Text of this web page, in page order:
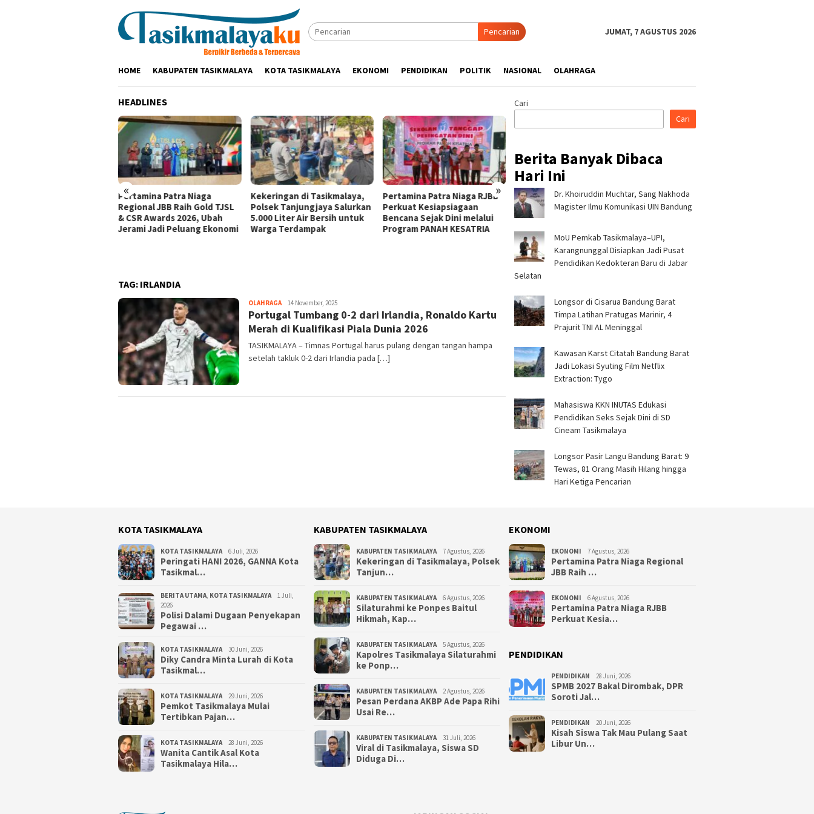
Pencarian JUMAT, 7 AGUSTUS 2026
HOME KABUPATEN TASIKMALAYA KOTA TASIKMALAYA EKONOMI PENDIDIKAN POLITIK NASIONAL OLAHRAGA
HEADLINES
« »
Pertamina Patra Niaga
Regional JBB Raih Gold TJSL
& CSR Awards 2026, Ubah
Jerami Jadi Peluang Ekonomi
Kekeringan di Tasikmalaya,
Polsek Tanjungjaya Salurkan
5.000 Liter Air Bersih untuk
Warga Terdampak
Pertamina Patra Niaga RJBB
Perkuat Kesiapsiagaan
Bencana Sejak Dini melalui
Program PANAH KESATRIA
Silaturahmi ke Ponpes Baitul
Hikmah, Kapolres
Tasikmalaya Minta Dukungan
Ulama Jaga Keamanan
Pertamina Patra Niaga, PLN
Nusantara Power UP
bagi Anak Penyintas Gempa
di Sigi
TAG: IRLANDIA
OLAHRAGATim
Redaksi
14 November, 2025
Portugal Tumbang 0-2 dari Irlandia, Ronaldo Kartu
Merah di Kualifikasi Piala Dunia 2026
TASIKMALAYA – Timnas Portugal harus pulang dengan tangan hampa
setelah takluk 0-2 dari Irlandia pada […]
Cari
Cari
Berita Banyak Dibaca
Hari Ini
Dr. Khoiruddin Muchtar, Sang Nakhoda
Magister Ilmu Komunikasi UIN Bandung
MoU Pemkab Tasikmalaya–UPI,
Karangnunggal Disiapkan Jadi Pusat
Pendidikan Kedokteran Baru di Jabar
Selatan
Longsor di Cisarua Bandung Barat
Timpa Latihan Pra­tugas Marinir, 4
Prajurit TNI AL Meninggal
Kawasan Karst Citatah Bandung Barat
Jadi Lokasi Syuting Film Netflix
Extraction: Tygo
Mahasiswa KKN INUTAS Edukasi
Pendidikan Seks Sejak Dini di SD
Cineam Tasikmalaya
Longsor Pasir Langu Bandung Barat: 9
Tewas, 81 Orang Masih Hilang hingga
Hari Ketiga Pencarian
KOTA TASIKMALAYA
KOTA TASIKMALAYA 6 Juli, 2026
Peringati HANI 2026, GANNA Kota
Tasikmal…
BERITA UTAMA, KOTA TASIKMALAYA
1 Juli,
2026
Polisi Dalami Dugaan Penyekapan
Pegawai …
KOTA TASIKMALAYA 30 Juni, 2026
Diky Candra Minta Lurah di Kota
Tasikmal…
KOTA TASIKMALAYA 29 Juni, 2026
Pemkot Tasikmalaya Mulai
Tertibkan Pajan…
KOTA TASIKMALAYA 28 Juni, 2026
Wanita Cantik Asal Kota
Tasikmalaya Hila…
KABUPATEN TASIKMALAYA
KABUPATEN TASIKMALAYA 7 Agustus, 2026
Kekeringan di Tasikmalaya, Polsek
Tanjun…
KABUPATEN TASIKMALAYA 6 Agustus, 2026
Silaturahmi ke Ponpes Baitul
Hikmah, Kap…
KABUPATEN TASIKMALAYA 5 Agustus, 2026
Kapolres Tasikmalaya Silaturahmi
ke Ponp…
KABUPATEN TASIKMALAYA 2 Agustus, 2026
Pesan Perdana AKBP Ade Papa Rihi
Usai Re…
KABUPATEN TASIKMALAYA 31 Juli, 2026
Viral di Tasikmalaya, Siswa SD
Diduga Di…
EKONOMI
EKONOMI 7 Agustus, 2026
Pertamina Patra Niaga Regional
JBB Raih …
EKONOMI 6 Agustus, 2026
Pertamina Patra Niaga RJBB
Perkuat Kesia…
PENDIDIKAN
PENDIDIKAN 28 Juni, 2026
SPMB 2027 Bakal Dirombak, DPR
Soroti Jal…
PENDIDIKAN 20 Juni, 2026
Kisah Siswa Tak Mau Pulang Saat
Libur Un…